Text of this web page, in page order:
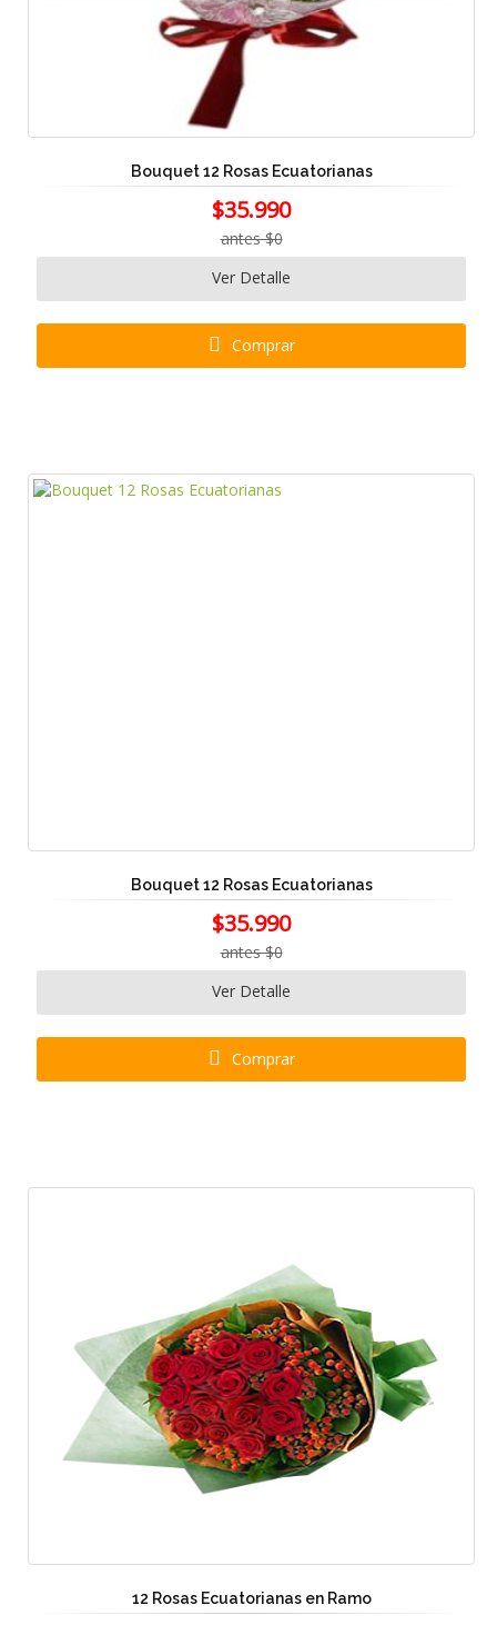
Bouquet 12 Rosas Ecuatorianas
$35.990
antes $0
Ver Detalle
Comprar
Bouquet 12 Rosas Ecuatorianas
$35.990
antes $0
Ver Detalle
Comprar
12 Rosas Ecuatorianas en Ramo